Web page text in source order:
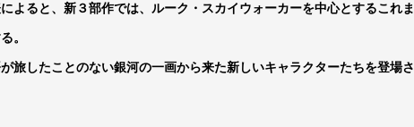
よると、新３部作では、ルーク・スカイウォーカーを中心とするこれま
。
旅したことのない銀河の一画から来た新しいキャラクターたちを登場さ